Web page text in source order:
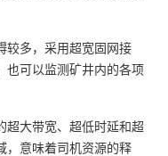
较多，采用超宽固网接
也可以监测矿井内的各项
超大带宽、超低时延和超
，意味着司机资源的释